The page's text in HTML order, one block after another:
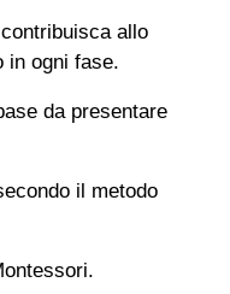
allo
in ogni fase.
da presentare
il metodo